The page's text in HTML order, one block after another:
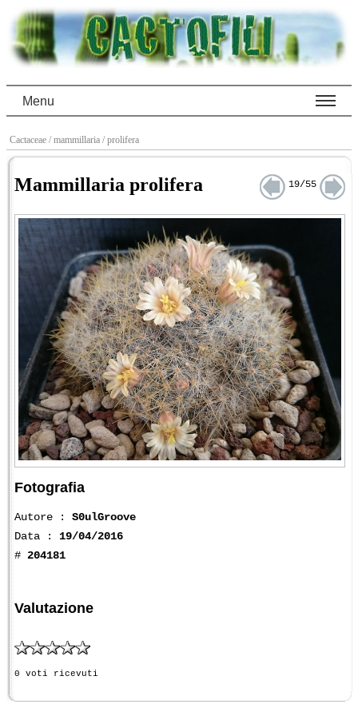
Menu
Cactaceae / mammillaria / prolifera
Mammillaria prolifera 19/55
Fotografia
Autore : S0ulGroove
Data : 19/04/2016
# 204181
Valutazione
0 voti ricevuti